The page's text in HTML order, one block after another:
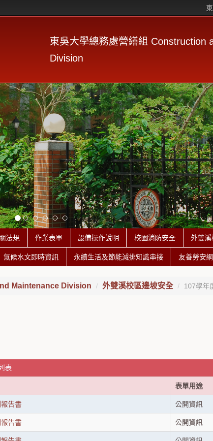
東吳大學總務處營繕組 Construction
Division
法規 作業表單 設備操作說明 校園消防安全 外雙
氣候水文即時資訊 永續生活及節能減排知識串接 友善勞安
Maintenance Division 外雙溪校區邊坡安全 107學年
表
表單用途
告書 公開資訊
告書 公開資訊